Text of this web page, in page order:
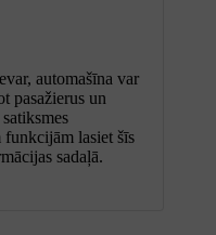
automašīna var
pasažierus un
lasiet šīs
sadaļā.